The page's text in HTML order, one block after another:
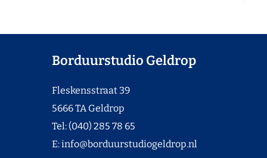
Borduurstudio Geldrop
Fleskensstraat 39
5666 TA Geldrop
Tel: (040) 285 78 65
E:info@borduurstudiogeldrop.nl